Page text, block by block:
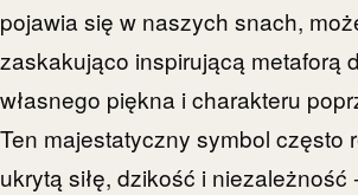
pojawia się w naszych snach,
zaskakująco inspirującą metaforą
własnego piękna i charakteru
Ten majestatyczny symbol często
ukrytą siłę, dzikość i niezależność